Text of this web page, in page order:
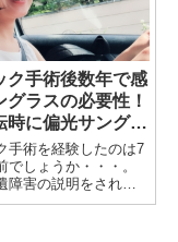
たり...
ク手術後数年で感
グラスの必要性！
時に偏光サングラ
すめ
手術を経験したのは7
でしょうか・・・。
障害の説明をされた
車に乗ったときに対